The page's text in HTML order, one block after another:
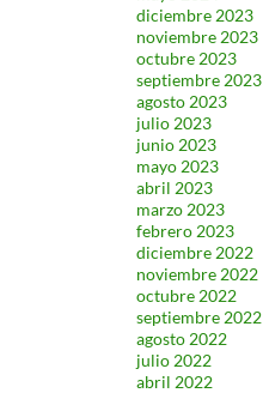
diciembre 2023
noviembre 2023
octubre 2023
septiembre 2023
agosto 2023
julio 2023
junio 2023
mayo 2023
abril 2023
marzo 2023
febrero 2023
diciembre 2022
noviembre 2022
octubre 2022
septiembre 2022
agosto 2022
julio 2022
abril 2022